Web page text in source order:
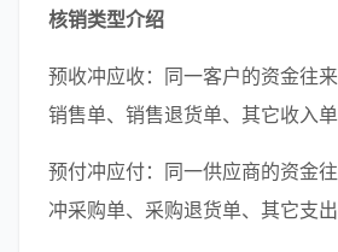
核销类型介绍
预收冲应收：同一客户的资金往
销售单、销售退货单、其它收入单
预付冲应付：同一供应商的资金
冲采购单、采购退货单、其它支出